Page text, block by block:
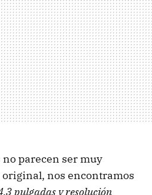
parecen ser muy
nos encontramos
pulgadas y resolución